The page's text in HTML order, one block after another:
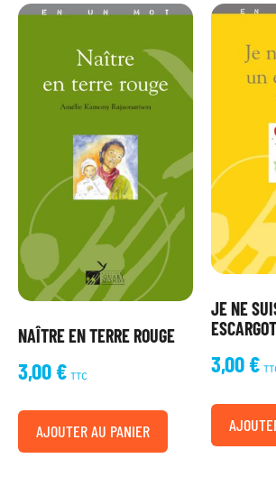
NAÎTRE EN TERRE ROUGE
3,00€ TTC
AJOUTER AU PANIER
JE NE
ESCARGOT
3,00€